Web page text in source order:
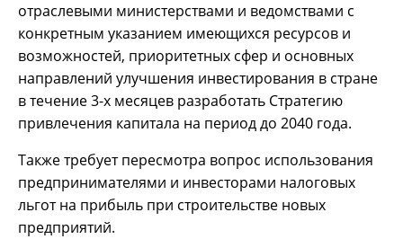
отраслевыми министерствами и ведомствами с
конкретным указанием имеющихся ресурсов и
возможностей, приоритетных сфер и основных
направлений улучшения инвестирования в стране
в течение 3-х месяцев разработать Стратегию
привлечения капитала на период до 2040 года.
Также требует пересмотра вопрос использования
предпринимателями и инвесторами налоговых
льгот на прибыль при строительстве новых
предприятий.